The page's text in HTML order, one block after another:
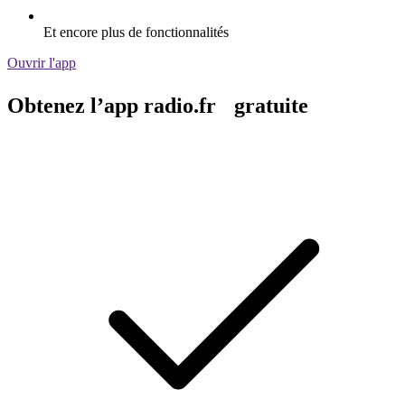
Et encore plus de fonctionnalités
Ouvrir l'app
Obtenez l’app radio.fr gratuite